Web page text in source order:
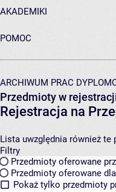
AKADEMIKI
POMOC
ARCHIWUM PRAC
Przedmioty w
Rejestracja na
Lista uwzględnia również te
Filtry
Przedmioty oferowane
Przedmioty oferowane
Pokaż tylko przedmioty